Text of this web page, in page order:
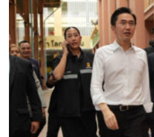
August 7, 2026 - 15:18 โดย พร
‘ศ.ดร.ยศชนัน’ ลงพื้นที่เหตุกราด
สั่งยกระดับความปลอดภัยสถาน
ลี่ ปิด รร.ชั่วคราว เร่งระดมทีมเยี